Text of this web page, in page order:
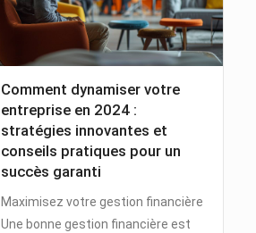
Comment dynamiser votre
entreprise en 2024 :
stratégies innovantes et
conseils pratiques pour un
succès garanti
Maximisez votre gestion financière
Une bonne gestion financière est